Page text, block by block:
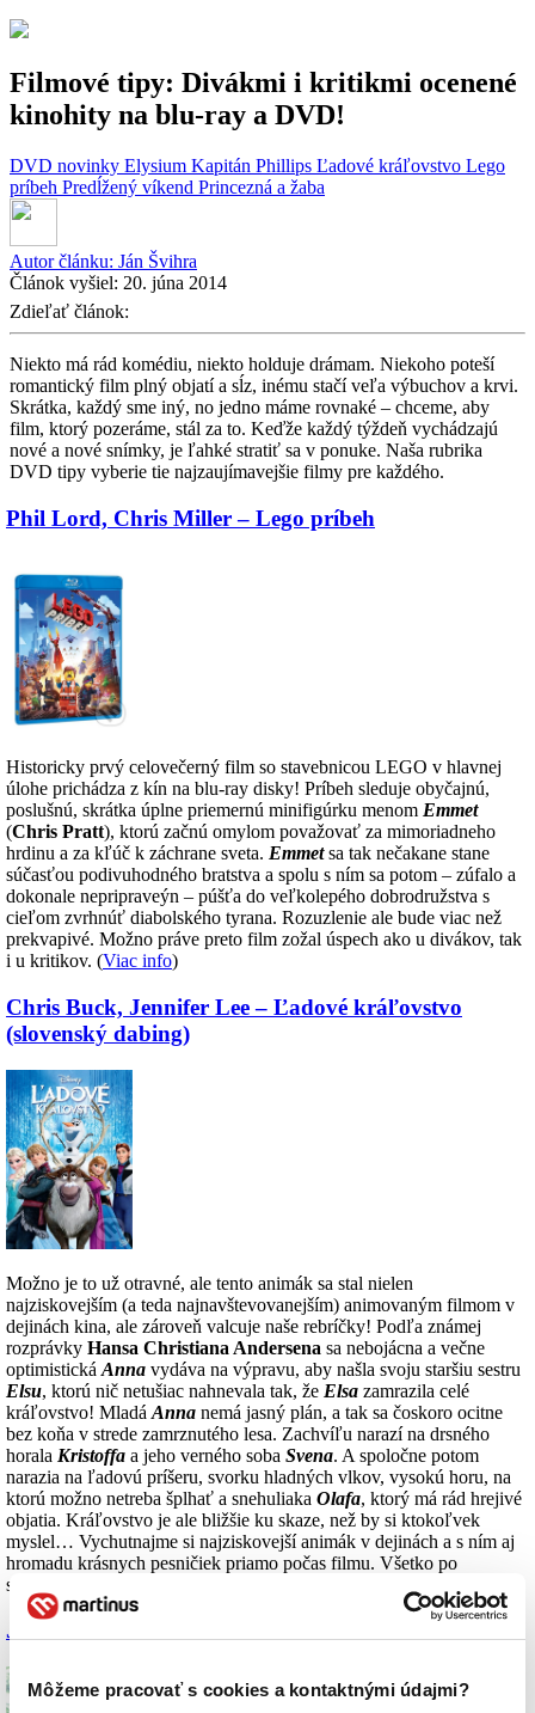
Môžeme pracovať s cookies a kontaktnými údajmi?
Filmové tipy: Divákmi i kritikmi ocenené
kinohity na blu-ray a DVD!
DVD novinky Elysium Kapitán Phillips Ľadové kráľovstvo Lego
príbeh Predĺžený víkend Princezná a žaba
Autor článku: Ján Švihra
Článok vyšiel: 20. júna 2014
Zdieľať článok:
Niekto má rád komédiu, niekto holduje drámam. Niekoho poteší
romantický film plný objatí a sĺz, inému stačí veľa výbuchov a krvi.
Skrátka, každý sme iný, no jedno máme rovnaké – chceme, aby
film, ktorý pozeráme, stál za to. Keďže každý týždeň vychádzajú
nové a nové snímky, je ľahké stratiť sa v ponuke. Naša rubrika
DVD tipy vyberie tie najzaujímavejšie filmy pre každého.
Phil Lord, Chris Miller – Lego príbeh
Historicky prvý celovečerný film so stavebnicou LEGO v hlavnej
úlohe prichádza z kín na blu-ray disky! Príbeh sleduje obyčajnú,
poslušnú, skrátka úplne priemernú minifigúrku menom Emmet
(Chris Pratt), ktorú začnú omylom považovať za mimoriadneho
hrdinu a za kľúč k záchrane sveta. Emmetsa tak nečakane stane
súčasťou podivuhodného bratstva a spolu s ním sa potom – zúfalo a
dokonale nepripraveýn – púšťa do veľkolepého dobrodružstva s
cieľom zvrhnúť diabolského tyrana. Rozuzlenie ale bude viac než
prekvapivé. Možno práve preto film zožal úspech ako u divákov, tak
i u kritikov. (Viac info)
Chris Buck, Jennifer Lee – Ľadové kráľovstvo
(slovenský dabing)
Možno je to už otravné, ale tento animák sa stal nielen
najziskovejším (a teda najnavštevovanejším) animovaným filmom v
dejinách kina, ale zároveň valcuje naše rebríčky! Podľa známej
rozprávky Hansa Christiana Andersena sa nebojácna a večne
optimistická Anna vydáva na výpravu, aby našla svoju staršiu sestru
Elsu, ktorú nič netušiac nahnevala tak, že Elsa zamrazila celé
kráľovstvo! Mladá Anna nemá jasný plán, a tak sa čoskoro ocitne
bez koňa v strede zamrznutého lesa. Zachvíľu narazí na drsného
horala Kristoffa a jeho verného soba Svena. A spoločne potom
narazia na ľadovú príšeru, svorku hladných vlkov, vysokú horu, na
ktorú možno netreba šplhať a snehuliaka Olafa, ktorý má rád hrejivé
objatia. Kráľovstvo je ale bližšie ku skaze, než by si ktokoľvek
myslel… Vychutnajme si najziskovejší animák v dejinách a s ním aj
hromadu krásnych pesničiek priamo počas filmu. Všetko po
slovensky! (
Jason Reitman – Predĺžený víkend